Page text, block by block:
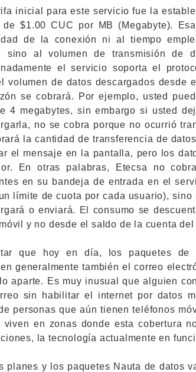
inicial para este servicio fue la
de $1.00 CUC por MB (Megabyte).
de la conexión ni al tiempo
sino al volumen de transmisión de
el servicio soporta el
volumen de datos descargados desde
se cobrará. Por ejemplo, usted
4 megabytes, sin embargo si usted
no se cobra porque no ocurrió
la cantidad de transferencia de
el mensaje en la pantalla, pero los
En otras palabras, Etecsa no
en su bandeja de entrada en el
límite de cuota por cada usuario),
o enviará. El consumo se
y no desde el saldo de la cuenta
que hoy en día, los paquetes de
generalmente también el correo
aparte. Es muy inusual que alguien
sin habilitar el internet por datos
personas que aún tienen teléfonos
viven en zonas donde esta cobertura
la tecnología actualmente en
planes y los paquetes Nauta de datos